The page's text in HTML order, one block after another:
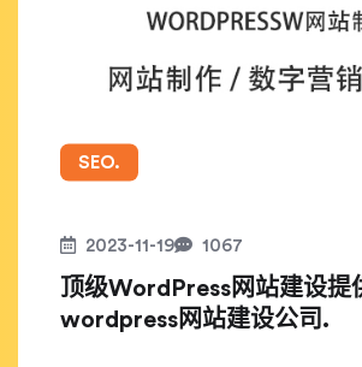
SEO.
2023-11-19 1067
顶级WordPress网站建设提
wordpress网站建设公司.